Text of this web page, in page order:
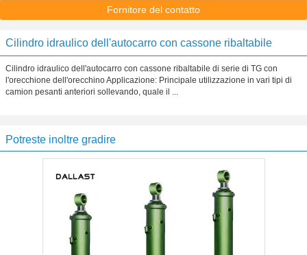
Fornitore del contatto
Cilindro idraulico dell'autocarro con cassone ribaltabile
Cilindro idraulico dell'autocarro con cassone ribaltabile di serie di TG con
l'orecchione dell'orecchino Applicazione: Principale utilizzazione in vari tipi di
camion pesanti anteriori sollevando, quale il ...
Potreste inoltre gradire